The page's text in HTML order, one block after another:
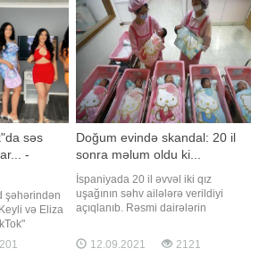
tədqiqatçılar
kərə yağının A
səs
-
şəhərindən
və Eliza
xəbər
Mirror"
Doğum evində skandal: 20 il
sonra məlum oldu ki...
İspaniyada 20 il əvvəl iki qız
uşağının səhv ailələrə verildiyi
açıqlanıb. Rəsmi dairələrin
bölgəsində baş verib. Açıqlamaya
görə, hadisə tibb işçilərinin
12.09.2021 2121